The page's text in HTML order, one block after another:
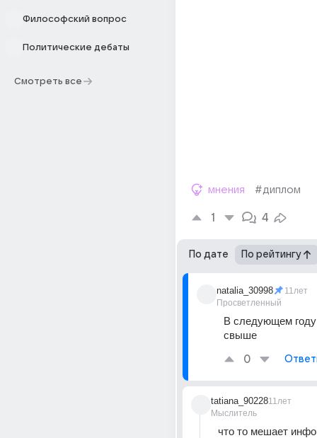
Философский вопрос
Политические дебаты
Смотреть все
мнения #диплом
1 4
По дате По рейтингу
natalia_30998
Просветленный
11лет
В следующем
свыше
0
tatiana_90228
Мыслитель
11лет
что то мешает